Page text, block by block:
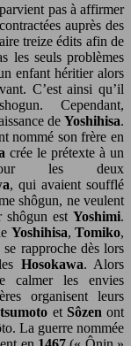
pas à affirmer
auprès des
treize édits afin de
les seuls problèmes
enfant héritier alors
C’est ainsi qu’il
Cependant,
deYoshihisa.
nommé son frère en
crée le prétexte à un
les deux
, qui avaient soufflé
shôgun, ne veulent
est Yoshimi.
Yoshihisa,Tomiko,
rapproche dès lors
Hosokawa. Alors
calmer les envies
organisent leurs
et Sôzenont
La guerre nommée